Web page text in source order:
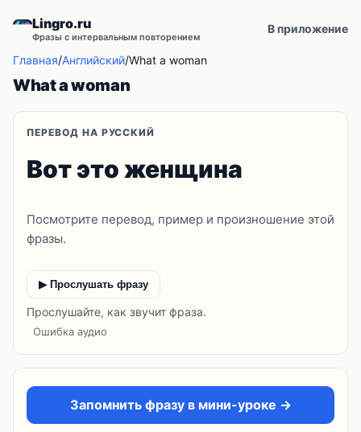
Lingro.ru
Фразы с интервальным повторением
В приложение
Главная/Английский/What a woman
What a woman
ПЕРЕВОД НА РУССКИЙ
Вот это женщина
Посмотрите перевод, пример и произношение этой
фразы.
▶ Прослушать фразу
Прослушайте, как звучит фраза.
Ошибка аудио
Запомнить фразу в мини-уроке →